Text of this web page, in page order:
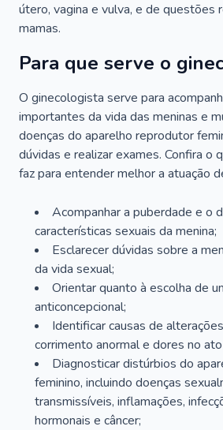
útero, vagina e vulva, e de questões
mamas.
Para que serve o
O ginecologista serve para
importantes da vida das meninas e
doenças do aparelho reprodutor
dúvidas e realizar exames. Confira o
faz para entender melhor a atuação
Acompanhar a puberdade e o
características sexuais da menina;
Esclarecer dúvidas sobre a
da vida sexual;
Orientar quanto à escolha de
anticoncepcional;
Identificar causas de
corrimento anormal e dores no
Diagnosticar distúrbios do
feminino, incluindo doenças
transmissíveis, inflamações,
hormonais e câncer;